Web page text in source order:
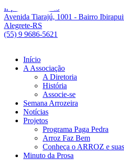
Ir para o conteúdo
Avenida Tiarajú, 1001 - Bairro
Alegrete-RS
(55) 9 9686-5621
Início
A Associação
A Diretoria
História
Associe-se
Semana Arrozeira
Notícias
Projetos
Programa Paga Pedra
Arroz Faz Bem
Conheça o ARROZ e
Minuto da Prosa